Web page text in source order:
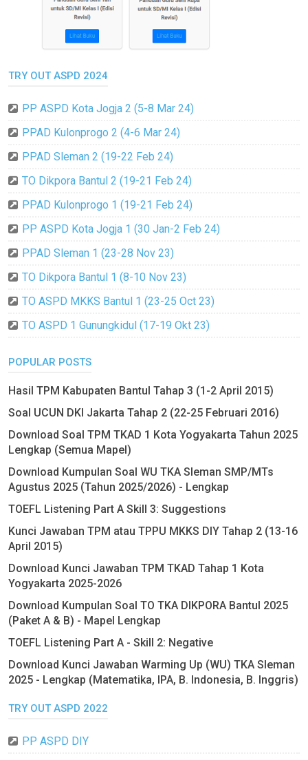
TRY OUT ASPD 2024
PP ASPD Kota Jogja 2 (5-8 Mar 24)
PPAD Kulonprogo 2 (4-6 Mar 24)
PPAD Sleman 2 (19-22 Feb 24)
TO Dikpora Bantul 2 (19-21 Feb 24)
PPAD Kulonprogo 1 (19-21 Feb 24)
PP ASPD Kota Jogja 1 (30 Jan-2 Feb 24)
PPAD Sleman 1 (23-28 Nov 23)
TO Dikpora Bantul 1 (8-10 Nov 23)
TO ASPD MKKS Bantul 1 (23-25 Oct 23)
TO ASPD 1 Gunungkidul (17-19 Okt 23)
POPULAR POSTS
Hasil TPM Kabupaten Bantul Tahap 3 (1-2 April 2015)
Soal UCUN DKI Jakarta Tahap 2 (22-25 Februari 2016)
Download Soal TPM TKAD 1 Kota Yogyakarta Tahun 2025
Lengkap (Semua Mapel)
Download Kumpulan Soal WU TKA Sleman SMP/MTs
Agustus 2025 (Tahun 2025/2026) - Lengkap
TOEFL Listening Part A Skill 3: Suggestions
Kunci Jawaban TPM atau TPPU MKKS DIY Tahap 2 (13-16
April 2015)
Download Kunci Jawaban TPM TKAD Tahap 1 Kota
Yogyakarta 2025-2026
Download Kumpulan Soal TO TKA DIKPORA Bantul 2025
(Paket A & B) - Mapel Lengkap
TOEFL Listening Part A - Skill 2: Negative
Download Kunci Jawaban Warming Up (WU) TKA Sleman
2025 - Lengkap (Matematika, IPA, B. Indonesia, B. Inggris)
TRY OUT ASPD 2022
PP ASPD DIY